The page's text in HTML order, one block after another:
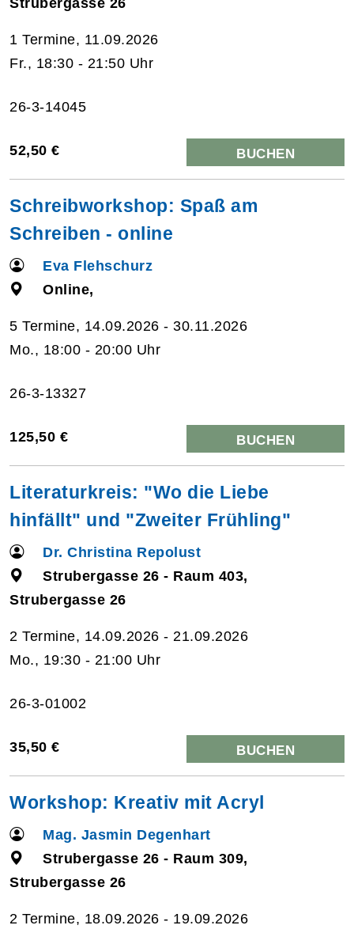
1 Termine, 11.09.2026
Fr., 18:30 - 21:50 Uhr
26-3-14045
52,50 € BUCHEN
Schreibworkshop: Spaß am
Schreiben - online
Eva Flehschurz
Online,
5 Termine, 14.09.2026 - 30.11.2026
Mo., 18:00 - 20:00 Uhr
26-3-13327
125,50 € BUCHEN
Literaturkreis: "Wo die Liebe
hinfällt" und "Zweiter Frühling"
Dr. Christina Repolust
Strubergasse 26 - Raum 403,
Strubergasse 26
2 Termine, 14.09.2026 - 21.09.2026
Mo., 19:30 - 21:00 Uhr
26-3-01002
35,50 € BUCHEN
Workshop: Kreativ mit Acryl
Mag. Jasmin Degenhart
Strubergasse 26 - Raum 309,
Strubergasse 26
2 Termine, 18.09.2026 - 19.09.2026